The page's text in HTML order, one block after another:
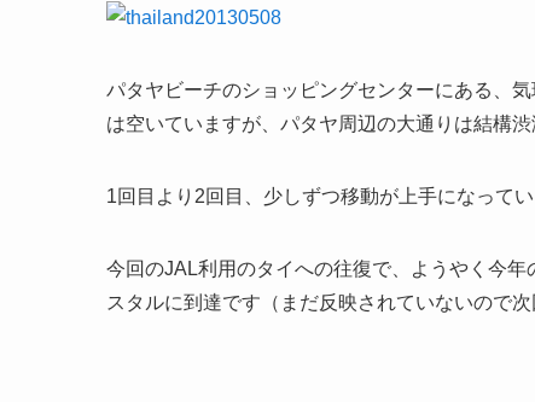
パタヤビーチのショッピングセンターにある、
は空いていますが、パタヤ周辺の大通りは結構渋
1回目より2回目、少しずつ移動が上手になって
今回のJAL利用のタイへの往復で、ようやく今
スタルに到達です（まだ反映されていないので